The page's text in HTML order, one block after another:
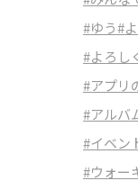
#ゆう#
#よろし
#アプリ
#アルバ
#イベン
#ウォー